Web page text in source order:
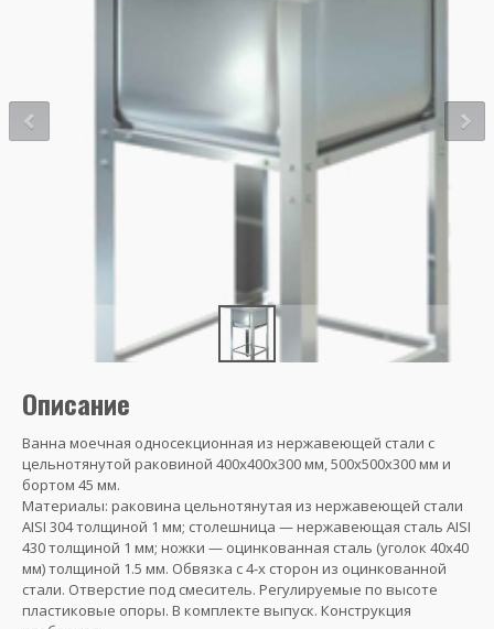
Описание
Ванна моечная односекционная из нержавеющей стали с
цельнотянутой раковиной 400х400х300 мм, 500х500х300 мм и
бортом 45 мм.
Материалы: раковина цельнотянутая из нержавеющей стали
AISI 304 толщиной 1 мм; столешница — нержавеющая сталь AISI
430 толщиной 1 мм; ножки — оцинкованная сталь (уголок 40х40
мм) толщиной 1.5 мм. Обвязка с 4-х сторон из оцинкованной
стали. Отверстие под смеситель. Регулируемые по высоте
пластиковые опоры. В комплекте выпуск. Конструкция